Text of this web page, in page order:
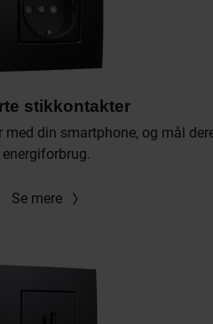
stikkontakter
med din smartphone, og mål
energiforbrug.
Se mere